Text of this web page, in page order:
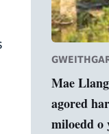
Mae
agored
miloedd o